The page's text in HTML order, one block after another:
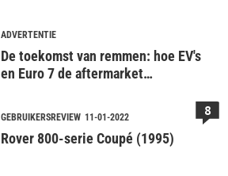
ADVERTENTIE
De toekomst van remmen: hoe EV's
en Euro 7 de aftermarket
GEBRUIKERSREVIEW 11-01-2022
Rover 800-serie Coupé (1995)
8